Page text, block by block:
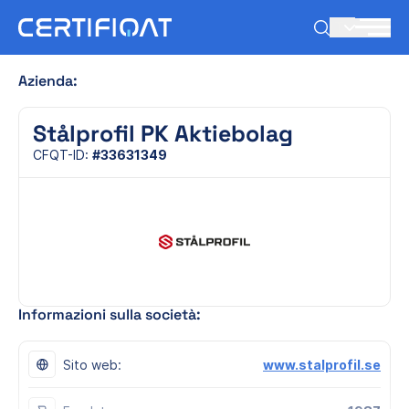
Azienda:
Stålprofil PK Aktiebolag
CFQT-ID: #33631349
Informazioni sulla società:
Sito web: www.stalprofil.se